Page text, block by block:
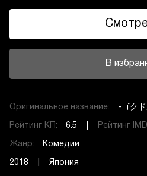
В
Оригинальное название: -ゴク
Рейтинг КП: 6.5 | Рейтинг
Жанр: Комедии
2018 | Япония